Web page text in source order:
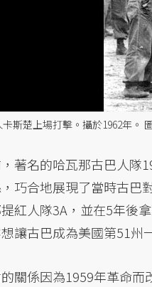
斯楚上場打擊。攝於1962年。
著名的哈瓦那古巴人隊
巧合地展現了當時古巴
紅人隊3A，並在5年後
讓古巴成為美國第51州
關係因為1959年革命